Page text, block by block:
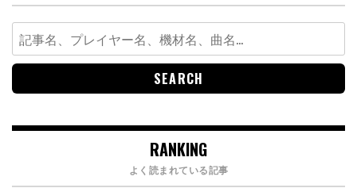
Search
for:
RANKING
よく読まれている記事